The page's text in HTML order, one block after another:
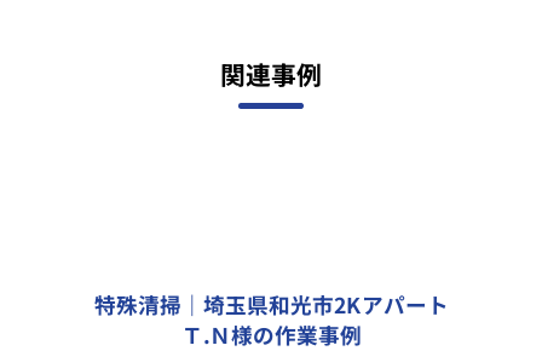
関連事例
特殊清掃｜埼玉県和光市2Kアパート
Ｔ.Ｎ様の作業事例